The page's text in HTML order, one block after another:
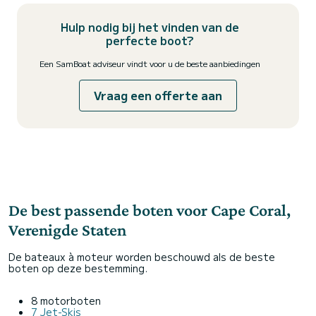
Hulp nodig bij het vinden van de
perfecte boot?
Een SamBoat adviseur vindt voor u de beste aanbiedingen
Vraag een offerte aan
De best passende boten voor Cape Coral,
Verenigde Staten
De bateaux à moteur worden beschouwd als de beste
boten op deze bestemming.
8 motorboten
7 Jet-Skis